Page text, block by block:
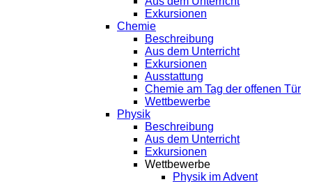
Exkursionen
Chemie
Beschreibung
Aus dem Unterricht
Exkursionen
Ausstattung
Chemie am Tag der offenen Tür
Wettbewerbe
Physik
Beschreibung
Aus dem Unterricht
Exkursionen
Wettbewerbe
Physik im Advent